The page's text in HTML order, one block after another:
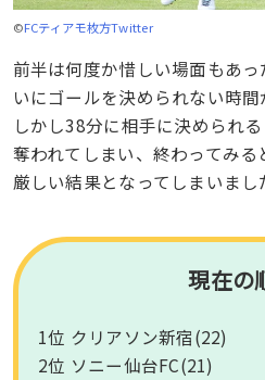
©FCティアモ枚方Twitter
前半は何度か惜しい場面もあ
いにゴールを決められない時間
しかし38分に相手に決められ
奪われてしまい、終わってみる
厳しい結果となってしまいまし
現在の
1位 クリアソン新宿(22)
2位 ソニー仙台FC(21)